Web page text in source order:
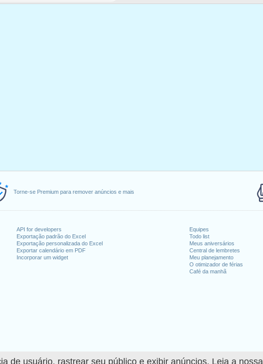
de usuário, rastrear seu público e exibir anúncios. Leia a nossa
Torne-se Premium para remover anúncios e mais
API for developers
Exportação padrão do Excel
Exportação personalizada do Excel
Exportar calendário em PDF
Incorporar um widget
Equipes
Todo list
Meus aniversários
Central de lembretes
Meu planejamento
O otimizador de férias
Café da manhã